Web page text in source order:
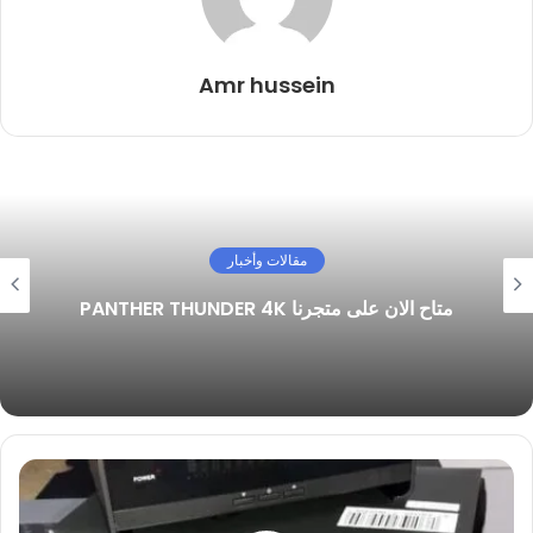
Amr hussein
مقالات وأخبار
متاح الان على متجرنا PANTHER THUNDER 4K